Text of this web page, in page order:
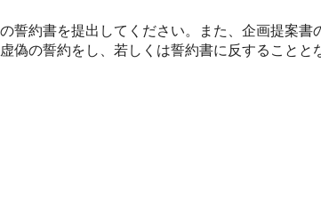
約書を提出してください。また、企画提案書
偽の誓約をし、若しくは誓約書に反することと